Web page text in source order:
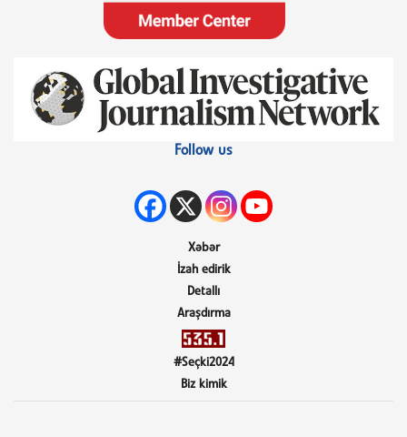
Follow us
Xəbər
İzah edirik
Detallı
Araşdırma
#Seçki2024
Biz kimik